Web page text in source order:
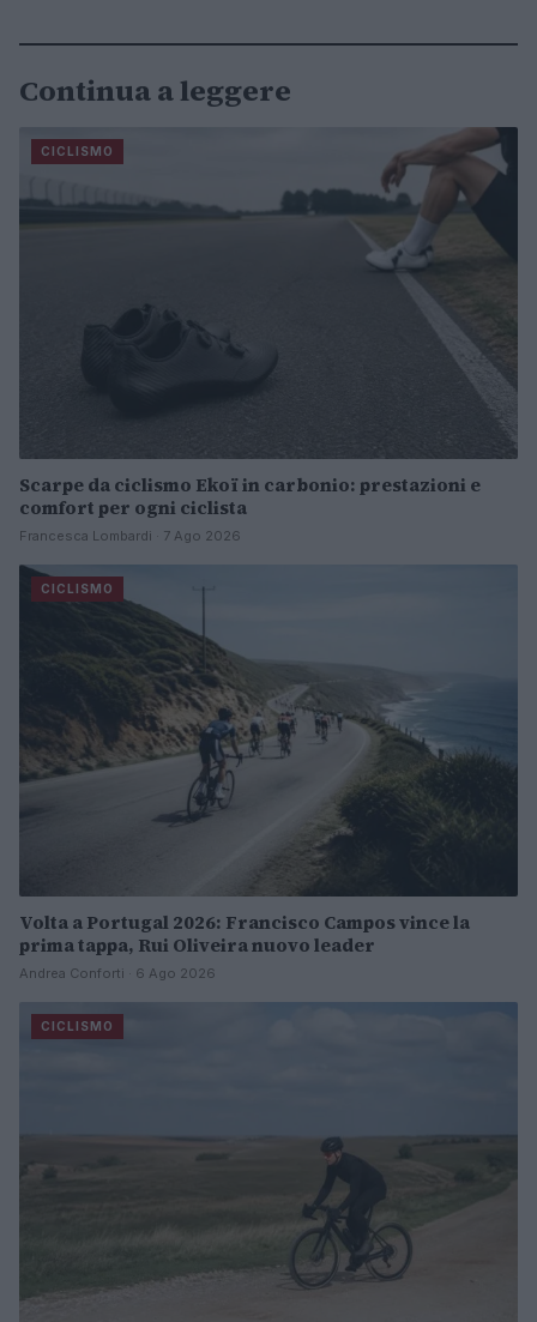
Continua a leggere
CICLISMO
Scarpe da ciclismo Ekoï in carbonio: prestazioni e
comfort per ogni ciclista
Francesca Lombardi · 7 Ago 2026
CICLISMO
Volta a Portugal 2026: Francisco Campos vince la
prima tappa, Rui Oliveira nuovo leader
Andrea Conforti · 6 Ago 2026
CICLISMO